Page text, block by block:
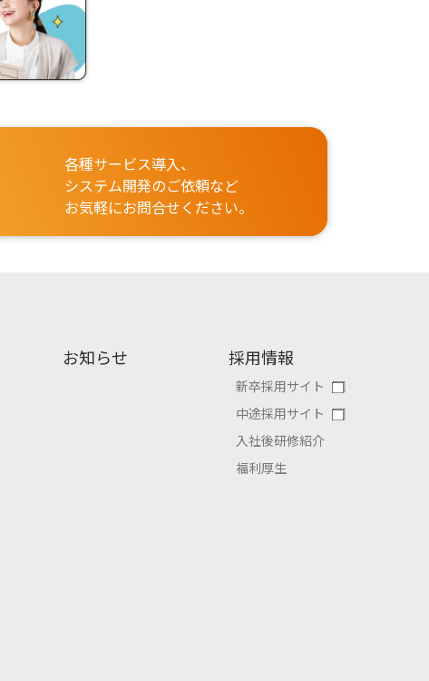
各種サービス導入、
システム開発のご依頼など
お気軽にお問合せください。
お知らせ 採用情報
新卒採用サイト
中途採用サイト
入社後研修紹介
福利厚生